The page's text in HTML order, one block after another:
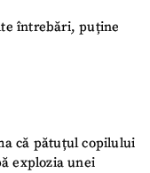
întrebări, puține
că pătuțul copilului
explozia unei